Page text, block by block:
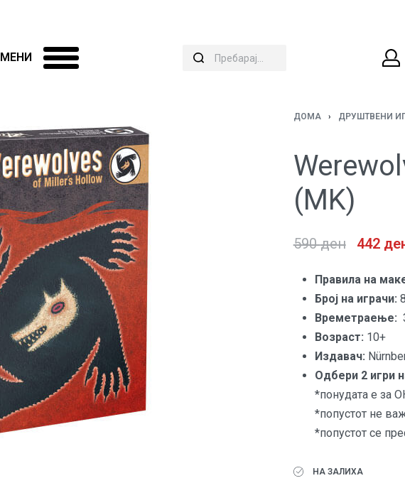
ДОМА › ДРУШТВЕНИ
(MK)
590ден 442
Правила на
Број на играчи:
Времетраење:
Вoзраст: 10+
Издавач:
Одбери 2 игри
*понудата е за
*попустот не
*попустот се
НА ЗАЛИХА